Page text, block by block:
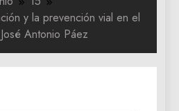
y la prevención vial en el
Antonio Páez